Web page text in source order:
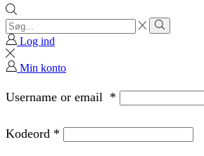
Search
input
Search
Log ind
Min konto
Username or email *
Kodeord *